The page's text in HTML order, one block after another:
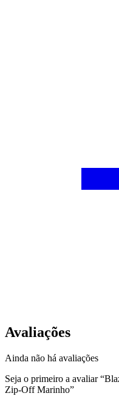
Avaliações
Ainda não há avaliações
Seja o primeiro a avaliar
Zip-Off Marinho”